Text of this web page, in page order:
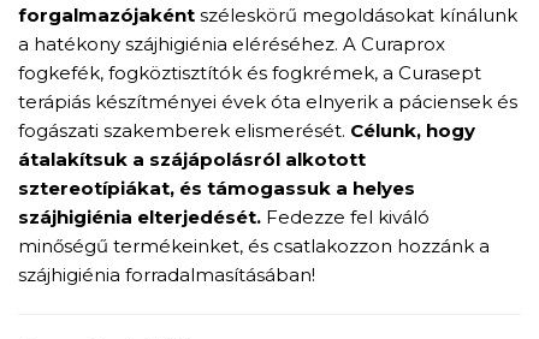
forgalmazójaként széleskörű megoldásokat kínálunk
a hatékony szájhigiénia eléréséhez. A Curaprox
fogkefék, fogköztisztítók és fogkrémek, a Curasept
terápiás készítményei évek óta elnyerik a páciensek és
fogászati szakemberek elismerését. Célunk, hogy
átalakítsuk a szájápolásról alkotott
sztereotípiákat, és támogassuk a helyes
szájhigiénia elterjedését. Fedezze fel kiváló
minőségű termékeinket, és csatlakozzon hozzánk a
szájhigiénia forradalmasításában!